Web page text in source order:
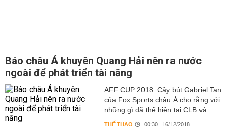
Báo châu Á khuyên Quang Hải nên ra nước
ngoài để phát triển tài năng
AFF CUP 2018: Cây bút Gabriel Tan
của Fox Sports châu Á cho rằng với
những gì đã thể hiện tại CLB và...
THỂ THAO 00:30 | 16/12/2018